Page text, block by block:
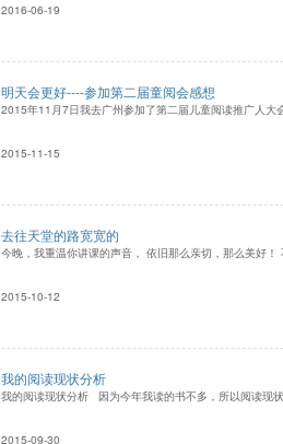
2016-06-19
明天会更好----参加第二届童阅会感想
2015年11月7日我去广州参加了第二届儿童阅读推广人
2015-11-15
去往天堂的路宽宽的
今晚，我重温你讲课的声音， 依旧那么亲切，那么美好
2015-10-12
我的阅读现状分析
我的阅读现状分析 因为今年我读的书不多，所以阅读现
2015-09-30